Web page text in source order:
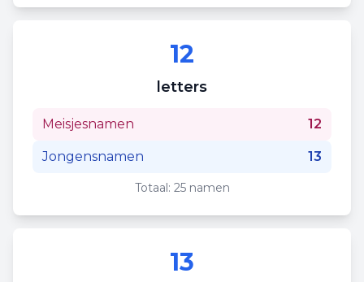
12
letters
Meisjesnamen 12
Jongensnamen 13
Totaal: 25namen
13